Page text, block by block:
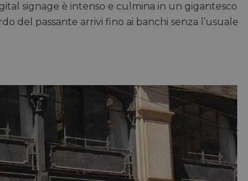
signage è intenso e culmina in un gigantesco
del passante arrivi fino ai banchi senza l’usuale